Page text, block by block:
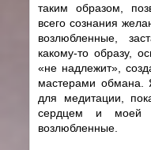
таким образом,
всего сознания
возлюбленные,
какому-то образу,
«не надлежит»,
мастерами обмана.
для медитации,
сердцем и моей
возлюбленные.